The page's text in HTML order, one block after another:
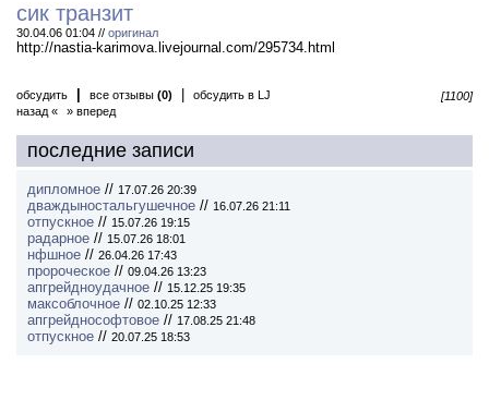
сик транзит
30.04.06 01:04 // оригинал
http://nastia-karimova.livejournal.com/295734.html
обсудить все отзывы (0) обсудить в LJ
[1100]
назад «
» вперед
последние записи
дипломное // 17.07.26 20:39
дваждыностальгушечное // 16.07.26 21:11
отпускное // 15.07.26 19:15
радарное // 15.07.26 18:01
нфшное // 26.04.26 17:43
пророческое // 09.04.26 13:23
апгрейдноудачное // 15.12.25 19:35
максоблочное // 02.10.25 12:33
апгрейднософтовое // 17.08.25 21:48
отпускное // 20.07.25 18:53